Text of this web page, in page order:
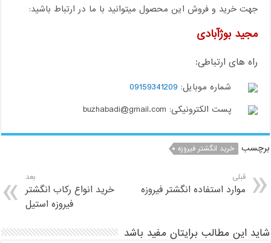
جهت خرید و فروش این محصول میتوانید با ما در ارتباط باشید:
مجید بوژآبادی
راه های ارتباطی:
شماره موبایل: 09159341209
پست الکترونیکی: buzhabadi@gmail.com
برچسب خرید انگشتر فیروزه
قبلی
موارد استفاده انگشتر فیروزه
بعد
خرید انواع رکاب انگشتر
فیروزه استیل
شاید این مطالب برایتان مفید باشد